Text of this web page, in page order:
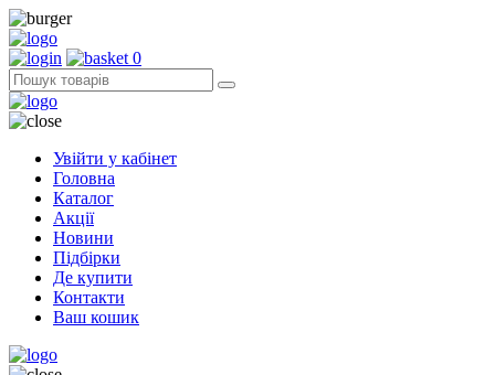
0
Увійти у кабінет
Головна
Каталог
Акції
Новини
Підбірки
Де купити
Контакти
Ваш кошик